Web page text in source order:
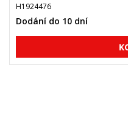
H1924476
Dodání do 10 dní